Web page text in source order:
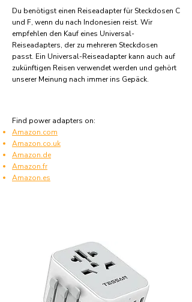
Du benötigst einen Reiseadapter für Steckdosen C
und F, wenn du nach Indonesien reist. Wir
empfehlen den Kauf eines Universal-
Reiseadapters, der zu mehreren Steckdosen
passt. Ein Universal-Reiseadapter kann auch auf
zukünftigen Reisen verwendet werden und gehört
unserer Meinung nach immer ins Gepäck.
Find power adapters on:
Amazon.com
Amazon.co.uk
Amazon.de
Amazon.fr
Amazon.es